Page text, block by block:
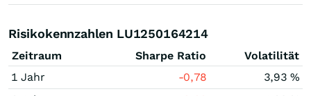
Risikokennzahlen LU1250164214
Zeitraum Sharpe Ratio
Volatilität
1 Jahr
-0,78
3,93 %